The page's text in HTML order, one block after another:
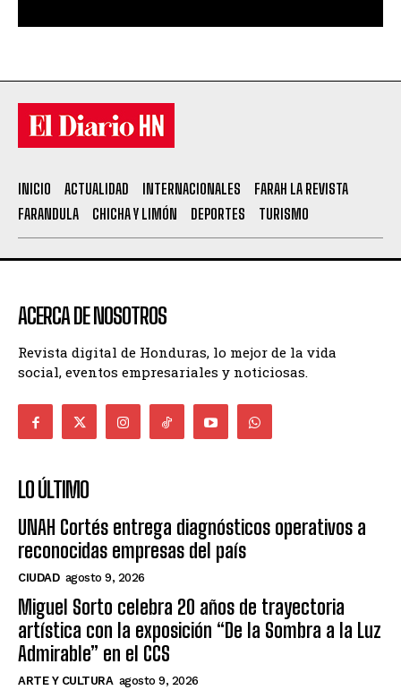
INICIO ACTUALIDAD INTERNACIONALES
FARAH LA REVISTA
FARANDULA
CHICHA Y LIMÓN DEPORTES TURISMO
ACERCA DE NOSOTROS
Revista digital de Honduras, lo mejor de la vida
social, eventos empresariales y noticiosas.
LO ÚLTIMO
UNAH Cortés entrega diagnósticos operativos a
reconocidas empresas del país
CIUDAD agosto 9, 2026
Miguel Sorto celebra 20 años de trayectoria
artística con la exposición “De la Sombra a la Luz
Admirable” en el CCS
ARTE Y CULTURA agosto 9, 2026